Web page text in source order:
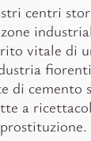
centri
vitale di
di cemento
a